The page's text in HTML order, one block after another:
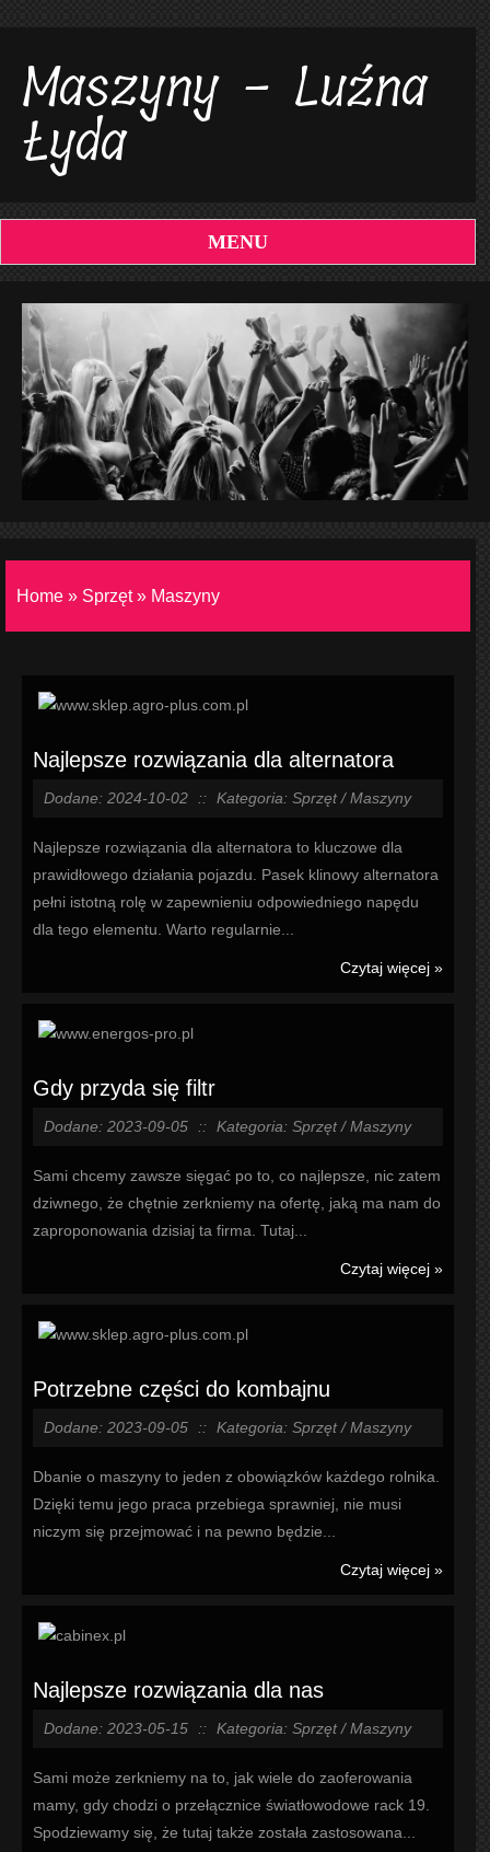
Maszyny - Luźna
Łyda
MENU
Home » Sprzęt» Maszyny
Najlepsze rozwiązania dla alternatora
Dodane: 2024-10-02 :: Kategoria: Sprzęt / Maszyny
Najlepsze rozwiązania dla alternatora to kluczowe dla
prawidłowego działania pojazdu. Pasek klinowy alternatora
pełni istotną rolę w zapewnieniu odpowiedniego napędu
dla tego elementu. Warto regularnie...
Czytaj więcej »
Gdy przyda się filtr
Dodane: 2023-09-05 :: Kategoria: Sprzęt / Maszyny
Sami chcemy zawsze sięgać po to, co najlepsze, nic zatem
dziwnego, że chętnie zerkniemy na ofertę, jaką ma nam do
zaproponowania dzisiaj ta firma. Tutaj...
Czytaj więcej »
Potrzebne części do kombajnu
Dodane: 2023-09-05 :: Kategoria: Sprzęt / Maszyny
Dbanie o maszyny to jeden z obowiązków każdego rolnika.
Dzięki temu jego praca przebiega sprawniej, nie musi
niczym się przejmować i na pewno będzie...
Czytaj więcej »
Najlepsze rozwiązania dla nas
Dodane: 2023-05-15 :: Kategoria: Sprzęt / Maszyny
Sami może zerkniemy na to, jak wiele do zaoferowania
mamy, gdy chodzi o przełącznice światłowodowe rack 19.
Spodziewamy się, że tutaj także została zastosowana...